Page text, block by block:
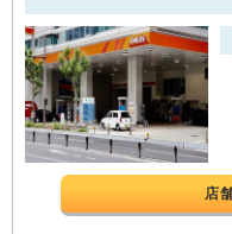
店